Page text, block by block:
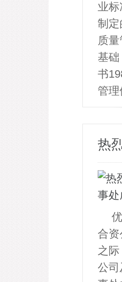
业
制
质
基
书
管
热
合
之
公司